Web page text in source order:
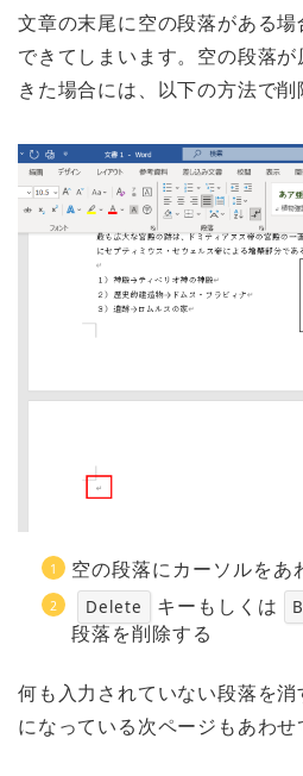
文章の末尾に空の段落がある
できてしまいます。空の段落
きた場合には、以下の方法で削
空の段落にカーソルをあ
Delete キーもしくは
段落を削除する
何も入力されていない段落を
になっている次ページもあわせ